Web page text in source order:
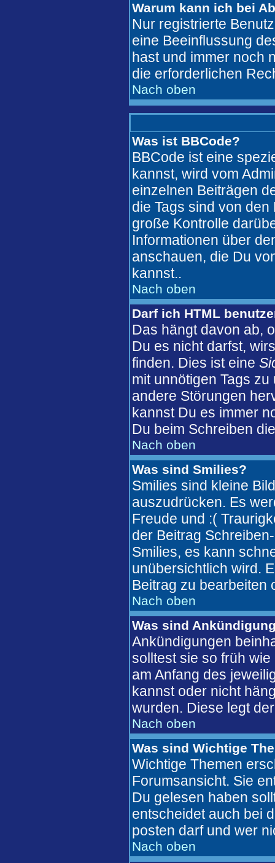
Warum kann ich bei
Nur registrierte
eine Beeinflussung
hast und immer noch
die erforderlichen
Nach oben
Was ist BBCode?
BBCode ist eine
kannst, wird vom
einzelnen Beiträgen
die Tags sind von
große Kontrolle
Informationen über
anschauen, die Du
kannst..
Nach oben
Darf ich HTML
Das hängt davon ab,
Du es nicht darfst,
finden. Dies ist eine
mit unnötigen Tags
andere Störungen
kannst Du es immer
Du beim Schreiben
Nach oben
Was sind Smilies?
Smilies sind kleine
auszudrücken. Es
Freude und :(
der Beitrag
Smilies, es kann
unübersichtlich wird.
Beitrag zu bearbeiten
Nach oben
Was sind
Ankündigungen
solltest sie so früh
am Anfang des
kannst oder nicht
wurden. Diese legt
Nach oben
Was sind Wichtige
Wichtige Themen
Forumsansicht. Sie
Du gelesen haben
entscheidet auch bei
posten darf und wer
Nach oben